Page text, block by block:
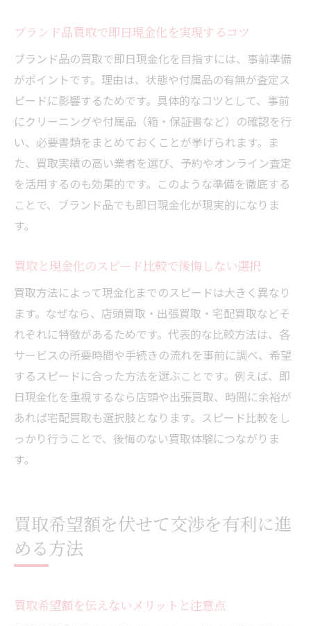
ブランド品買取で即日現金化を実現するコツ
ブランド品の買取で即日現金化を目指すには、事前準備
がポイントです。理由は、状態や付属品の有無が査定ス
ピードに影響するためです。具体的なコツとして、事前
にクリーニングや付属品（箱・保証書など）の確認を行
い、必要書類をまとめておくことが挙げられます。ま
た、買取実績の高い業者を選び、予約やオンライン査定
を活用するのも効果的です。このような準備を徹底する
ことで、ブランド品でも即日現金化が現実的になりま
す。
買取と現金化のスピード比較で後悔しない選択
買取方法によって現金化までのスピードは大きく異なり
ます。なぜなら、店頭買取・出張買取・宅配買取などそ
れぞれに特徴があるためです。代表的な比較方法は、各
サービスの所要時間や手続きの流れを事前に調べ、希望
するスピードに合った方法を選ぶことです。例えば、即
日現金化を重視するなら店頭や出張買取、時間に余裕が
あれば宅配買取も選択肢となります。スピード比較をし
っかり行うことで、後悔のない買取体験につながりま
す。
買取希望額を伏せて交渉を有利に進
める方法
買取希望額を伝えないメリットと注意点